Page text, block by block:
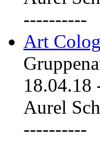
----------
Art
18.04.18
Aurel
----------